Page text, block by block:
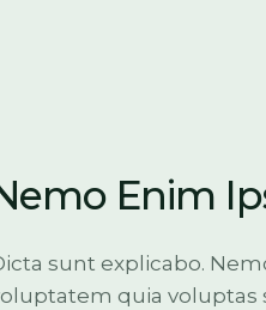
Enim
sunt explicabo.
quia voluptas